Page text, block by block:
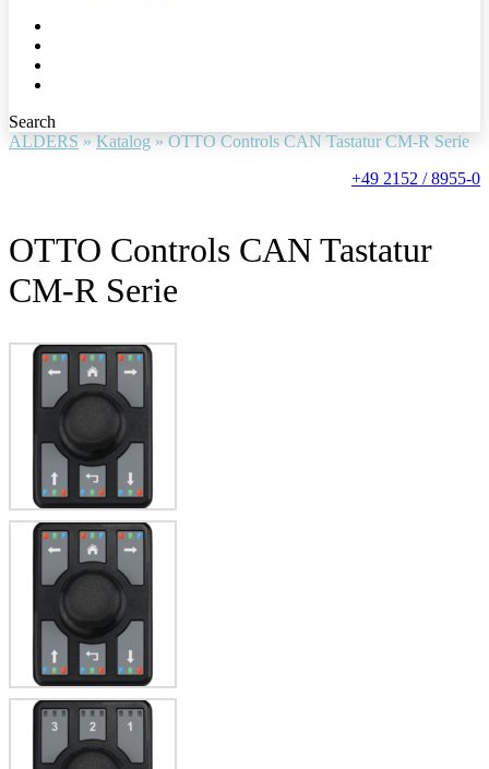
Search
ALDERS » Katalog » OTTO Controls CAN Tastatur CM-R Serie
+49 2152 / 8955-0
OTTO Controls CAN Tastatur
CM-R Serie